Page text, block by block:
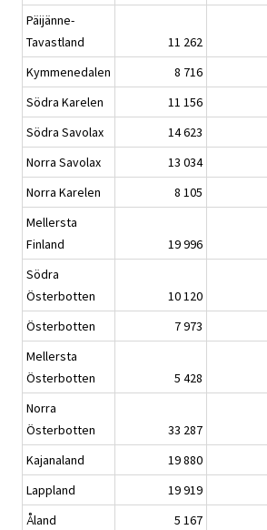
Päijänne-
Tavastland
11 262
Kymmenedalen
8 716
Södra Karelen
11 156
Södra Savolax
14 623
Norra Savolax
13 034
Norra Karelen
8 105
Mellersta
Finland
19 996
Södra
Österbotten
10 120
Österbotten
7 973
Mellersta
Österbotten
5 428
Norra
Österbotten
33 287
Kajanaland
19 880
Lappland
19 919
Åland
5 167